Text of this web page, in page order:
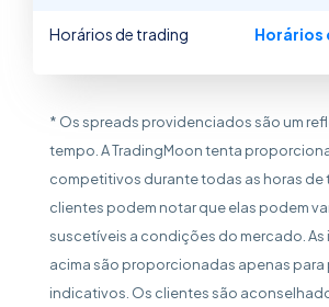
Horários de trading Horários
* Os spreads providenciados são um
tempo. A TradingMoon tenta
competitivos durante todas as horas de
clientes podem notar que elas podem
suscetíveis a condições do mercado.
acima são proporcionadas apenas
indicativos. Os clientes são